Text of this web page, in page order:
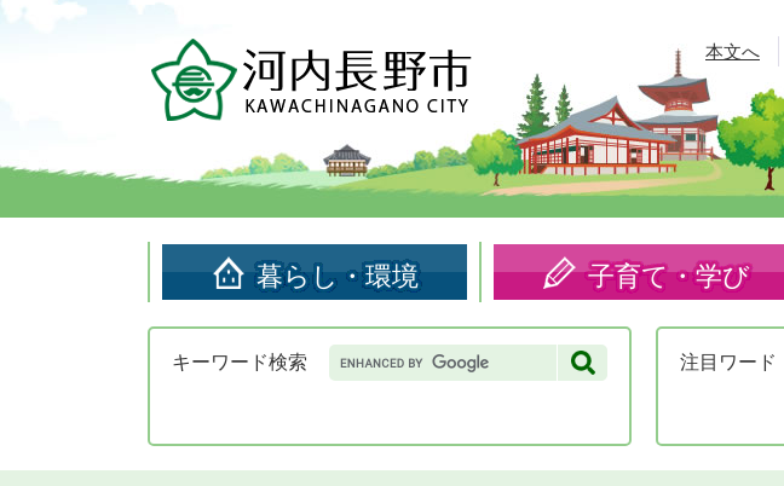
頭
す。
飛
し
本文へ
暮らし・環境 子育て・学び
キーワード検索 Google
カ
検
注目 ワード